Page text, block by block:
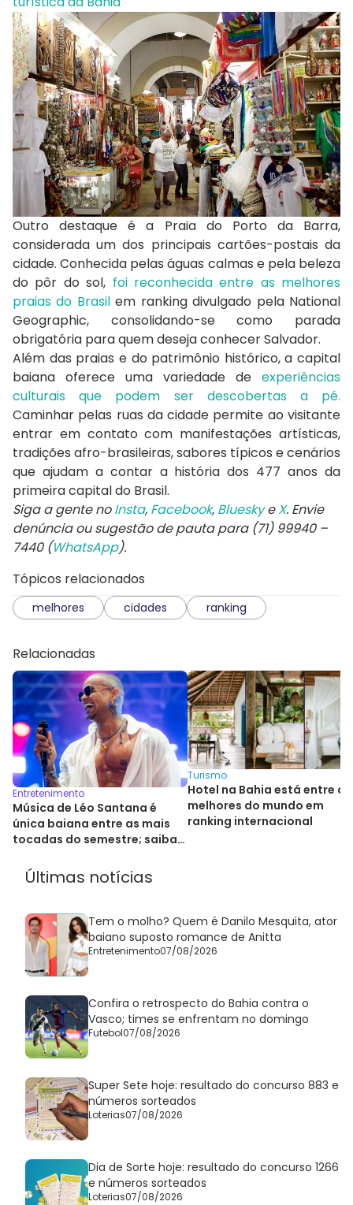
Outro destaque é a Praia do Porto da Barra,
considerada um dos principais cartões-postais da
cidade. Conhecida pelas águas calmas e pela beleza
do pôr do sol, foi reconhecida entre as melhores
praias do Brasilem ranking divulgado pela National
Geographic, consolidando-se como parada
obrigatória para quem deseja conhecer Salvador.
Além das praias e do patrimônio histórico, a capital
baiana oferece uma variedade de experiências
culturais que podem ser descobertas a pé.
Caminhar pelas ruas da cidade permite ao visitante
entrar em contato com manifestações artísticas,
tradições afro-brasileiras, sabores típicos e cenários
que ajudam a contar a história dos 477 anos da
primeira capital do Brasil.
Siga a gente noInsta, Facebook, BlueskyeX. Envie
denúncia ou sugestão de pauta para (71) 99940 –
7440 (WhatsApp).
Tópicos relacionados
melhores cidades ranking
Relacionadas
Entretenimento
Música de Léo Santana é
única baiana entre as mais
tocadas do semestre; saiba
Turismo
Hotel na Bahia está entre os
melhores do mundo em
ranking internacional
Últimas notícias
Tem o molho? Quem é Danilo Mesquita, ator
baiano suposto romance de Anitta
Entretenimento07/08/2026
Confira o retrospecto do Bahia contra o
Vasco; times se enfrentam no domingo
Futebol07/08/2026
Super Sete hoje: resultado do concurso 883 e
números sorteados
Loterias07/08/2026
Dia de Sorte hoje: resultado do concurso 1266
e números sorteados
Loterias07/08/2026